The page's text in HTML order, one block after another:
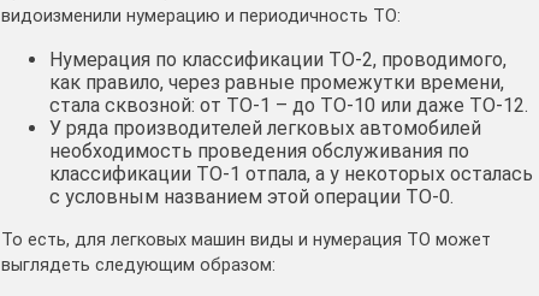
видоизменили нумерацию и периодичность ТО:
Нумерация по классификации ТО-2, проводимого,
как правило, через равные промежутки времени,
стала сквозной: от ТО-1 – до ТО-10 или даже ТО-12.
У ряда производителей легковых автомобилей
необходимость проведения обслуживания по
классификации ТО-1 отпала, а у некоторых осталась
с условным названием этой операции ТО-0.
То есть, для легковых машин виды и нумерация ТО может
выглядеть следующим образом: